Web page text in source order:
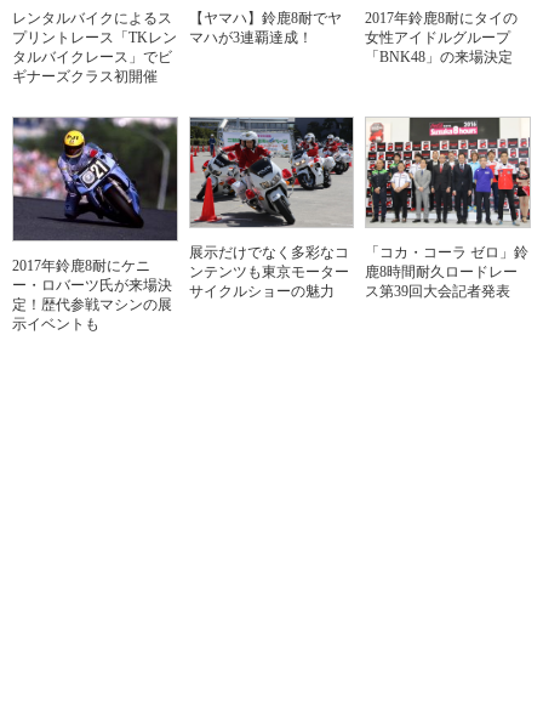
レンタルバイクによるス
プリントレース「TKレン
タルバイクレース」でビ
ギナーズクラス初開催
【ヤマハ】鈴鹿8耐でヤ
マハが3連覇達成！
2017年鈴鹿8耐にタイの
女性アイドルグループ
「BNK48」の来場決定
2017年鈴鹿8耐にケニ
ー・ロバーツ氏が来場決
定！歴代参戦マシンの展
示イベントも
展示だけでなく多彩なコ
ンテンツも東京モーター
サイクルショーの魅力
「コカ・コーラ ゼロ」鈴
鹿8時間耐久ロードレー
ス第39回大会記者発表